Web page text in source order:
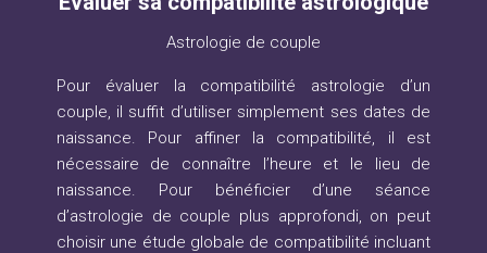
Astrologie de couple
Pour évaluer la compatibilité astrologie d’un
couple, il suffit d’utiliser simplement ses dates de
naissance. Pour affiner la compatibilité, il est
nécessaire de connaître l’heure et le lieu de
naissance. Pour bénéficier d’une séance
d’astrologie de couple plus approfondi, on peut
choisir une étude globale de compatibilité incluant